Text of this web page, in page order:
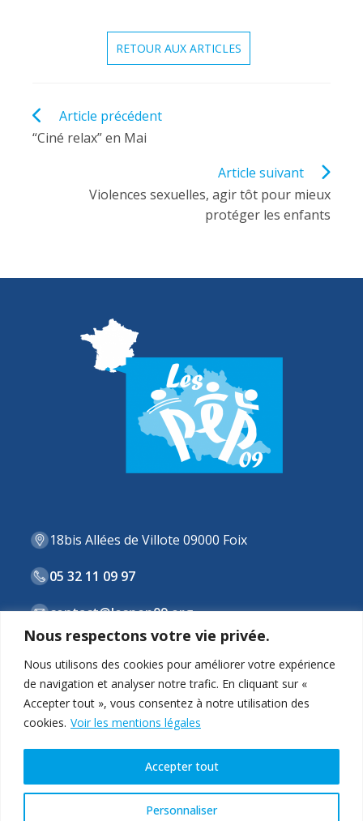
Nous respectons votre vie privée.
Nous utilisons des cookies pour améliorer votre expérience
de navigation et analyser notre trafic. En cliquant sur «
Accepter tout », vous consentez à notre utilisation des
cookies. Voir les mentions légales
Personnaliser
Accepter tout
RETOUR AUX ARTICLES
Read
more
articles
Article précédent
“Ciné relax” en Mai
Article suivant
Violences sexuelles, agir tôt pour mieux
protéger les enfants
18bis Allées de Villote 09000 Foix
05 32 11 09 97
contact@lespep09.org
ASSOCIATION
STRUCTURES & DISPOSITIFS
CONTACT